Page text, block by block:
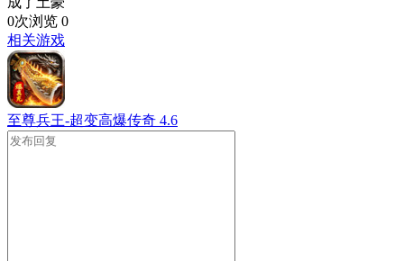
0次浏览 0
相关游戏
至尊兵王-超变高爆传奇 4.6